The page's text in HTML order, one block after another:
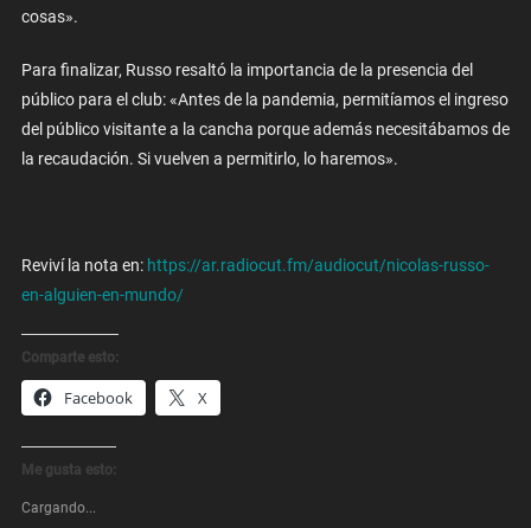
cosas».
Para finalizar, Russo resaltó la importancia de la presencia del
público para el club: «Antes de la pandemia, permitíamos el ingreso
del público visitante a la cancha porque además necesitábamos de
la recaudación. Si vuelven a permitirlo, lo haremos».
Reviví la nota en: https://ar.radiocut.fm/audiocut/nicolas-russo-
en-alguien-en-mundo/
Comparte esto:
Facebook X
Me gusta esto:
Cargando...